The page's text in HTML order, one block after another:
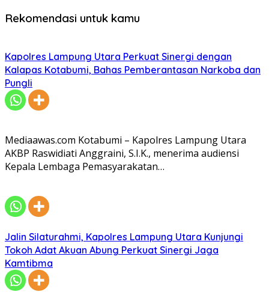
Rekomendasi untuk kamu
Kapolres Lampung Utara Perkuat Sinergi dengan
Kalapas Kotabumi, Bahas Pemberantasan Narkoba dan
Pungli
Mediaawas.com Kotabumi – Kapolres Lampung Utara
AKBP Raswidiati Anggraini, S.I.K., menerima audiensi
Kepala Lembaga Pemasyarakatan…
Jalin Silaturahmi, Kapolres Lampung Utara Kunjungi
Tokoh Adat Akuan Abung Perkuat Sinergi Jaga
Kamtibma